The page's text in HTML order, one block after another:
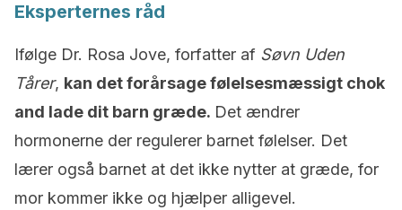
Eksperternes råd
Ifølge Dr. Rosa Jove, forfatter af Søvn Uden
Tårer, kan det forårsage følelsesmæssigt chok
and lade dit barn græde. Det ændrer
hormonerne der regulerer barnet følelser. Det
lærer også barnet at det ikke nytter at græde, for
mor kommer ikke og hjælper alligevel.